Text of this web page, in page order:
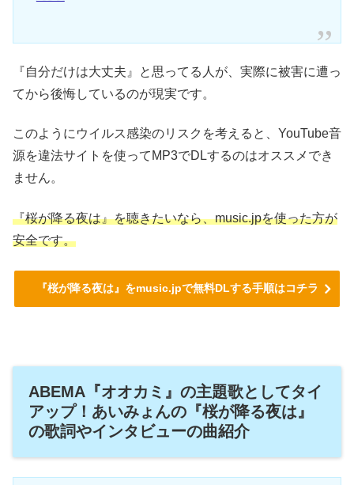
『自分だけは大丈夫』と思ってる人が、実際に被害に遭っ
てから後悔しているのが現実です。
このようにウイルス感染のリスクを考えると、YouTube音
源を違法サイトを使ってMP3でDLするのはオススメでき
ません。
『桜が降る夜は』を聴きたいなら、music.jpを使った方が
安全です。
『桜が降る夜は』をmusic.jpで無料DLする手順はコチラ
ABEMA『オオカミ』の主題歌としてタイ
アップ！あいみょんの『桜が降る夜は』
の歌詞やインタビューの曲紹介